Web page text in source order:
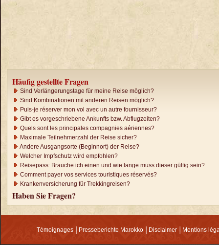
Häufig gestellte Fragen
Sind Verlängerungstage für meine Reise möglich?
Sind Kombinationen mit anderen Reisen möglich?
Puis-je réserver mon vol avec un autre fournisseur?
Gibt es vorgeschriebene Ankunfts bzw. Abflugzeiten?
Quels sont les principales compagnies aériennes?
Maximale Teilnehmerzahl der Reise sicher?
Andere Ausgangsorte (Beginnort) der Reise?
Welcher Impfschutz wird empfohlen?
Reisepass: Brauche ich einen und wie lange muss dieser gültig sein?
Comment payer vos services touristiques réservés?
Krankenversicherung für Trekkingreisen?
Haben Sie Fragen?
Témoignages Presseberichte Marokko Disclaimer Mentions